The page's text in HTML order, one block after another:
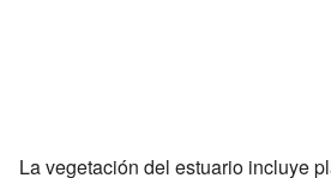
La vegetación del estuario incluye